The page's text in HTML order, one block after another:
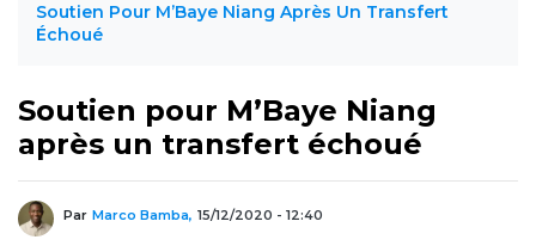
Soutien Pour M’Baye Niang Après Un Transfert
Échoué
Soutien pour M’Baye Niang
après un transfert échoué
Par Marco Bamba, 15/12/2020 - 12:40